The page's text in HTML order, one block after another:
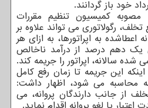
خود باز گردانند.
مصوبه کمیسیون تنظیم مقررات
رگولاتوری می تواند علاوه بر
اعطاشده به اپراتورها، به ازای هر
یک دهم درصد از درآمد ناخالص
سالانه، اپراتور را جریمه کند.
این جریمه تا زمان رفع کامل
محاسبه می شود، اظهار داشت:
از جانب دارندگان پروانه، می